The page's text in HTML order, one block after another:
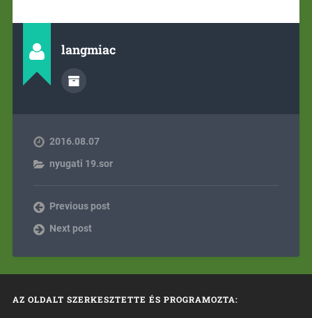
langmiac
2016.08.07
nyugati 19.sor
Previous post
Next post
AZ OLDALT SZERKESZTETTE ÉS PROGRAMOZTA: